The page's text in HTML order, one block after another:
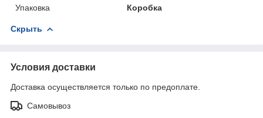
Упаковка
Коробка
Скрыть
Условия доставки
Доставка осуществляется только по предоплате.
Самовывоз